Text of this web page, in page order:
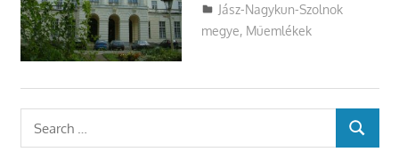
Utazasok.org
Jász-Nagykun-Szolnok
megye, Műemlékek
SEARCH